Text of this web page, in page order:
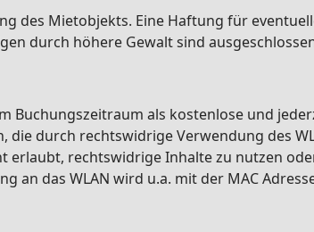
des Mietobjekts. Eine Haftung für
durch höhere Gewalt sind
Buchungszeitraum als kostenlose und
durch rechtswidrige Verwendung des
erlaubt, rechtswidrige Inhalte zu nutzen
an das WLAN wird u.a. mit der MAC